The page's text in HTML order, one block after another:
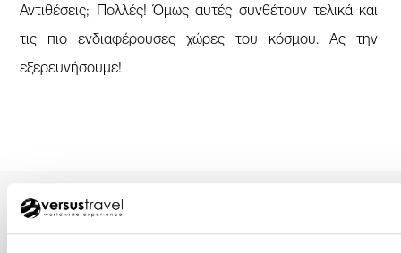
Αντιθέσεις; Πολλές! Όμως αυτές συνθέτουν τελικά και
τις πιο ενδιαφέρουσες χώρες του κόσμου. Ας την
εξερευνήσουμε!